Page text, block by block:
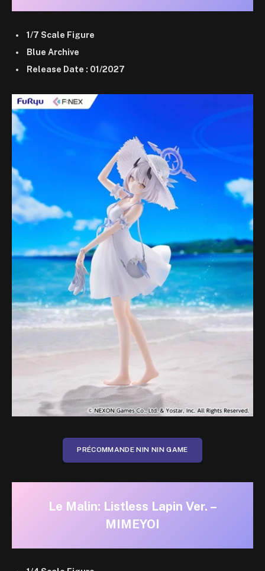
1/7 Scale Figure
Blue Archive
Release Date : 01/2027
PRÉCOMMANDE NIN NIN GAME
Le Malin: Listless Lapin Ver. –
MIMEYOI